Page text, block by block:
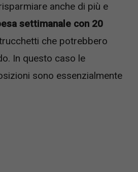
anche di più e
settimanale con 20
che potrebbero
In questo caso le
sono essenzialmente